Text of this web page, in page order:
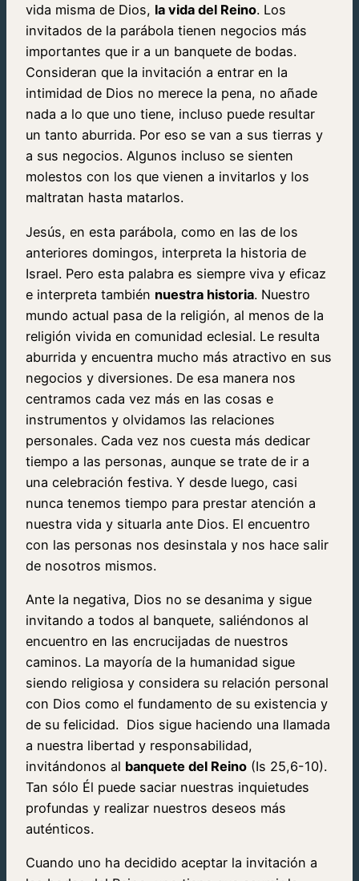
vida misma de Dios, la vida del Reino. Los
invitados de la parábola tienen negocios más
importantes que ir a un banquete de bodas.
Consideran que la invitación a entrar en la
intimidad de Dios no merece la pena, no añade
nada a lo que uno tiene, incluso puede resultar
un tanto aburrida. Por eso se van a sus tierras y
a sus negocios. Algunos incluso se sienten
molestos con los que vienen a invitarlos y los
maltratan hasta matarlos.
Jesús, en esta parábola, como en las de los
anteriores domingos, interpreta la historia de
Israel. Pero esta palabra es siempre viva y eficaz
e interpreta también nuestra historia. Nuestro
mundo actual pasa de la religión, al menos de la
religión vivida en comunidad eclesial. Le resulta
aburrida y encuentra mucho más atractivo en sus
negocios y diversiones. De esa manera nos
centramos cada vez más en las cosas e
instrumentos y olvidamos las relaciones
personales. Cada vez nos cuesta más dedicar
tiempo a las personas, aunque se trate de ir a
una celebración festiva. Y desde luego, casi
nunca tenemos tiempo para prestar atención a
nuestra vida y situarla ante Dios. El encuentro
con las personas nos desinstala y nos hace salir
de nosotros mismos.
Ante la negativa, Dios no se desanima y sigue
invitando a todos al banquete, saliéndonos al
encuentro en las encrucijadas de nuestros
caminos. La mayoría de la humanidad sigue
siendo religiosa y considera su relación personal
con Dios como el fundamento de su existencia y
de su felicidad. Dios sigue haciendo una llamada
a nuestra libertad y responsabilidad,
invitándonos al banquete del Reino (Is 25,6-10).
Tan sólo Él puede saciar nuestras inquietudes
profundas y realizar nuestros deseos más
auténticos.
Cuando uno ha decidido aceptar la invitación a